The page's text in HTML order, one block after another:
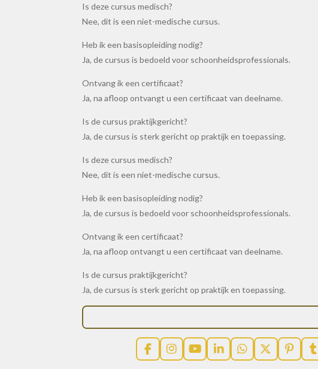
Is deze cursus medisch?
Nee, dit is een niet-medische cursus.
Heb ik een basisopleiding nodig?
Ja, de cursus is bedoeld voor schoonheidsprofessionals.
Ontvang ik een certificaat?
Ja, na afloop ontvangt u een certificaat van deelname.
Is de cursus praktijkgericht?
Ja, de cursus is sterk gericht op praktijk en toepassing.
Is deze cursus medisch?
Nee, dit is een niet-medische cursus.
Heb ik een basisopleiding nodig?
Ja, de cursus is bedoeld voor schoonheidsprofessionals.
Ontvang ik een certificaat?
Ja, na afloop ontvangt u een certificaat van deelname.
Is de cursus praktijkgericht?
Ja, de cursus is sterk gericht op praktijk en toepassing.
F
a
I
n
Y
o
L
i
W
h
X
P
i
T
u